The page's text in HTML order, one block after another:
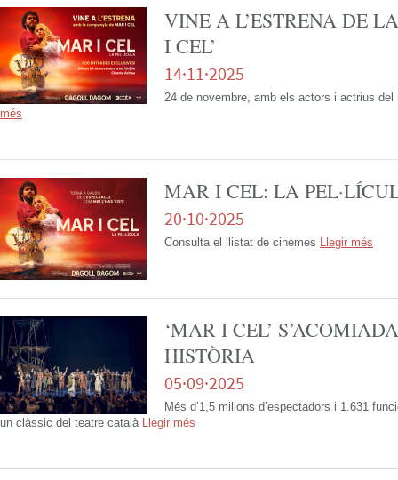
VINE A L’ESTRENA DE
I CEL’
14·11·2025
24 de novembre, amb els actors i actrius
més
MAR I CEL: LA
20·10·2025
Consulta el llistat de cinemes Llegir més
‘MAR I CEL’
HISTÒRIA
05·09·2025
Més d’1,5 milions d’espectadors i 1.631
un clàssic del teatre català Llegir més